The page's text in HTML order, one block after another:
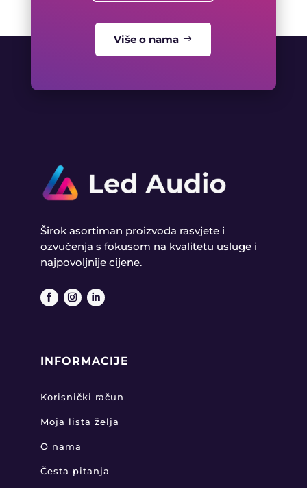
Više o nama
Širok asortiman proizvoda rasvjete i
ozvučenja s fokusom na kvalitetu usluge i
najpovoljnije cijene.
INFORMACIJE
Korisnički račun
Moja lista želja
O nama
Česta pitanja